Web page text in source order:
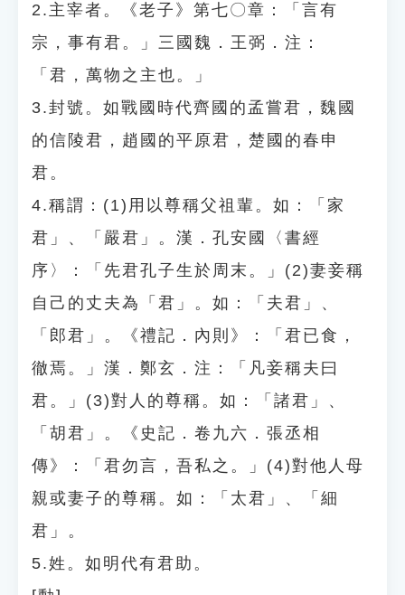
2.主宰者。《老子》第七〇章：「言有
宗，事有君。」三國魏．王弼．注：
「君，萬物之主也。」
3.封號。如戰國時代齊國的孟嘗君，魏國
的信陵君，趙國的平原君，楚國的春申
君。
4.稱謂：(1)用以尊稱父祖輩。如：「家
君」、「嚴君」。漢．孔安國〈書經
序〉：「先君孔子生於周末。」(2)妻妾稱
自己的丈夫為「君」。如：「夫君」、
「郎君」。《禮記．內則》：「君已食，
徹焉。」漢．鄭玄．注：「凡妾稱夫曰
君。」(3)對人的尊稱。如：「諸君」、
「胡君」。《史記．卷九六．張丞相
傳》：「君勿言，吾私之。」(4)對他人母
親或妻子的尊稱。如：「太君」、「細
君」。
5.姓。如明代有君助。